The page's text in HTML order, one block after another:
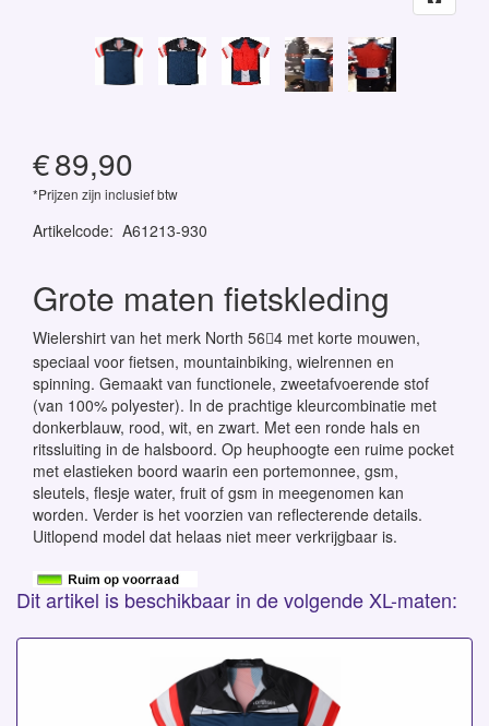
€89,90
*Prijzen zijn inclusief btw
Artikelcode: A61213-930
Grote maten fietskleding
Wielershirt van het merk North 56 4 met korte mouwen,
speciaal voor fietsen, mountainbiking, wielrennen en
spinning. Gemaakt van functionele, zweetafvoerende stof
(van 100% polyester). In de prachtige kleurcombinatie met
donkerblauw, rood, wit, en zwart. Met een ronde hals en
ritssluiting in de halsboord. Op heuphoogte een ruime pocket
met elastieken boord waarin een portemonnee, gsm,
sleutels, flesje water, fruit of gsm in meegenomen kan
worden. Verder is het voorzien van reflecterende details.
Uitlopend model dat helaas niet meer verkrijgbaar is.
Dit artikel is beschikbaar in de volgende XL-maten: